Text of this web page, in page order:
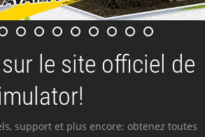
le site officiel de
support et plus encore: obtenez toutes